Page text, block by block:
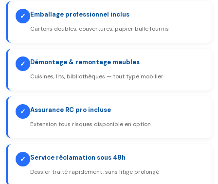
✓ Emballage professionnel inclus
Cartons doubles, couvertures, papier bulle fournis
✓ Démontage & remontage meubles
Cuisines, lits, bibliothèques — tout type mobilier
✓ Assurance RC pro incluse
Extension tous risques disponible en option
✓ Service réclamation sous 48h
Dossier traité rapidement, sans litige prolongé